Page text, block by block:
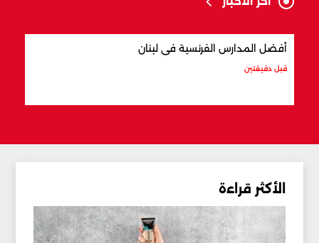
أفضل المدارس الفرنسية في لبنان
قبل دقيقتين
الأكثر قراءة